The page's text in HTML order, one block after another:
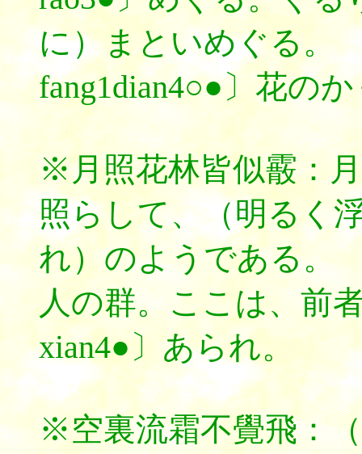
に）まといめぐる。
fang1dian4○●〕花の
※月照花林皆似霰：
照らして、（明るく
れ）のようである。
人の群。ここは、前
xian4●〕あられ。
※空裏流霜不覺飛：